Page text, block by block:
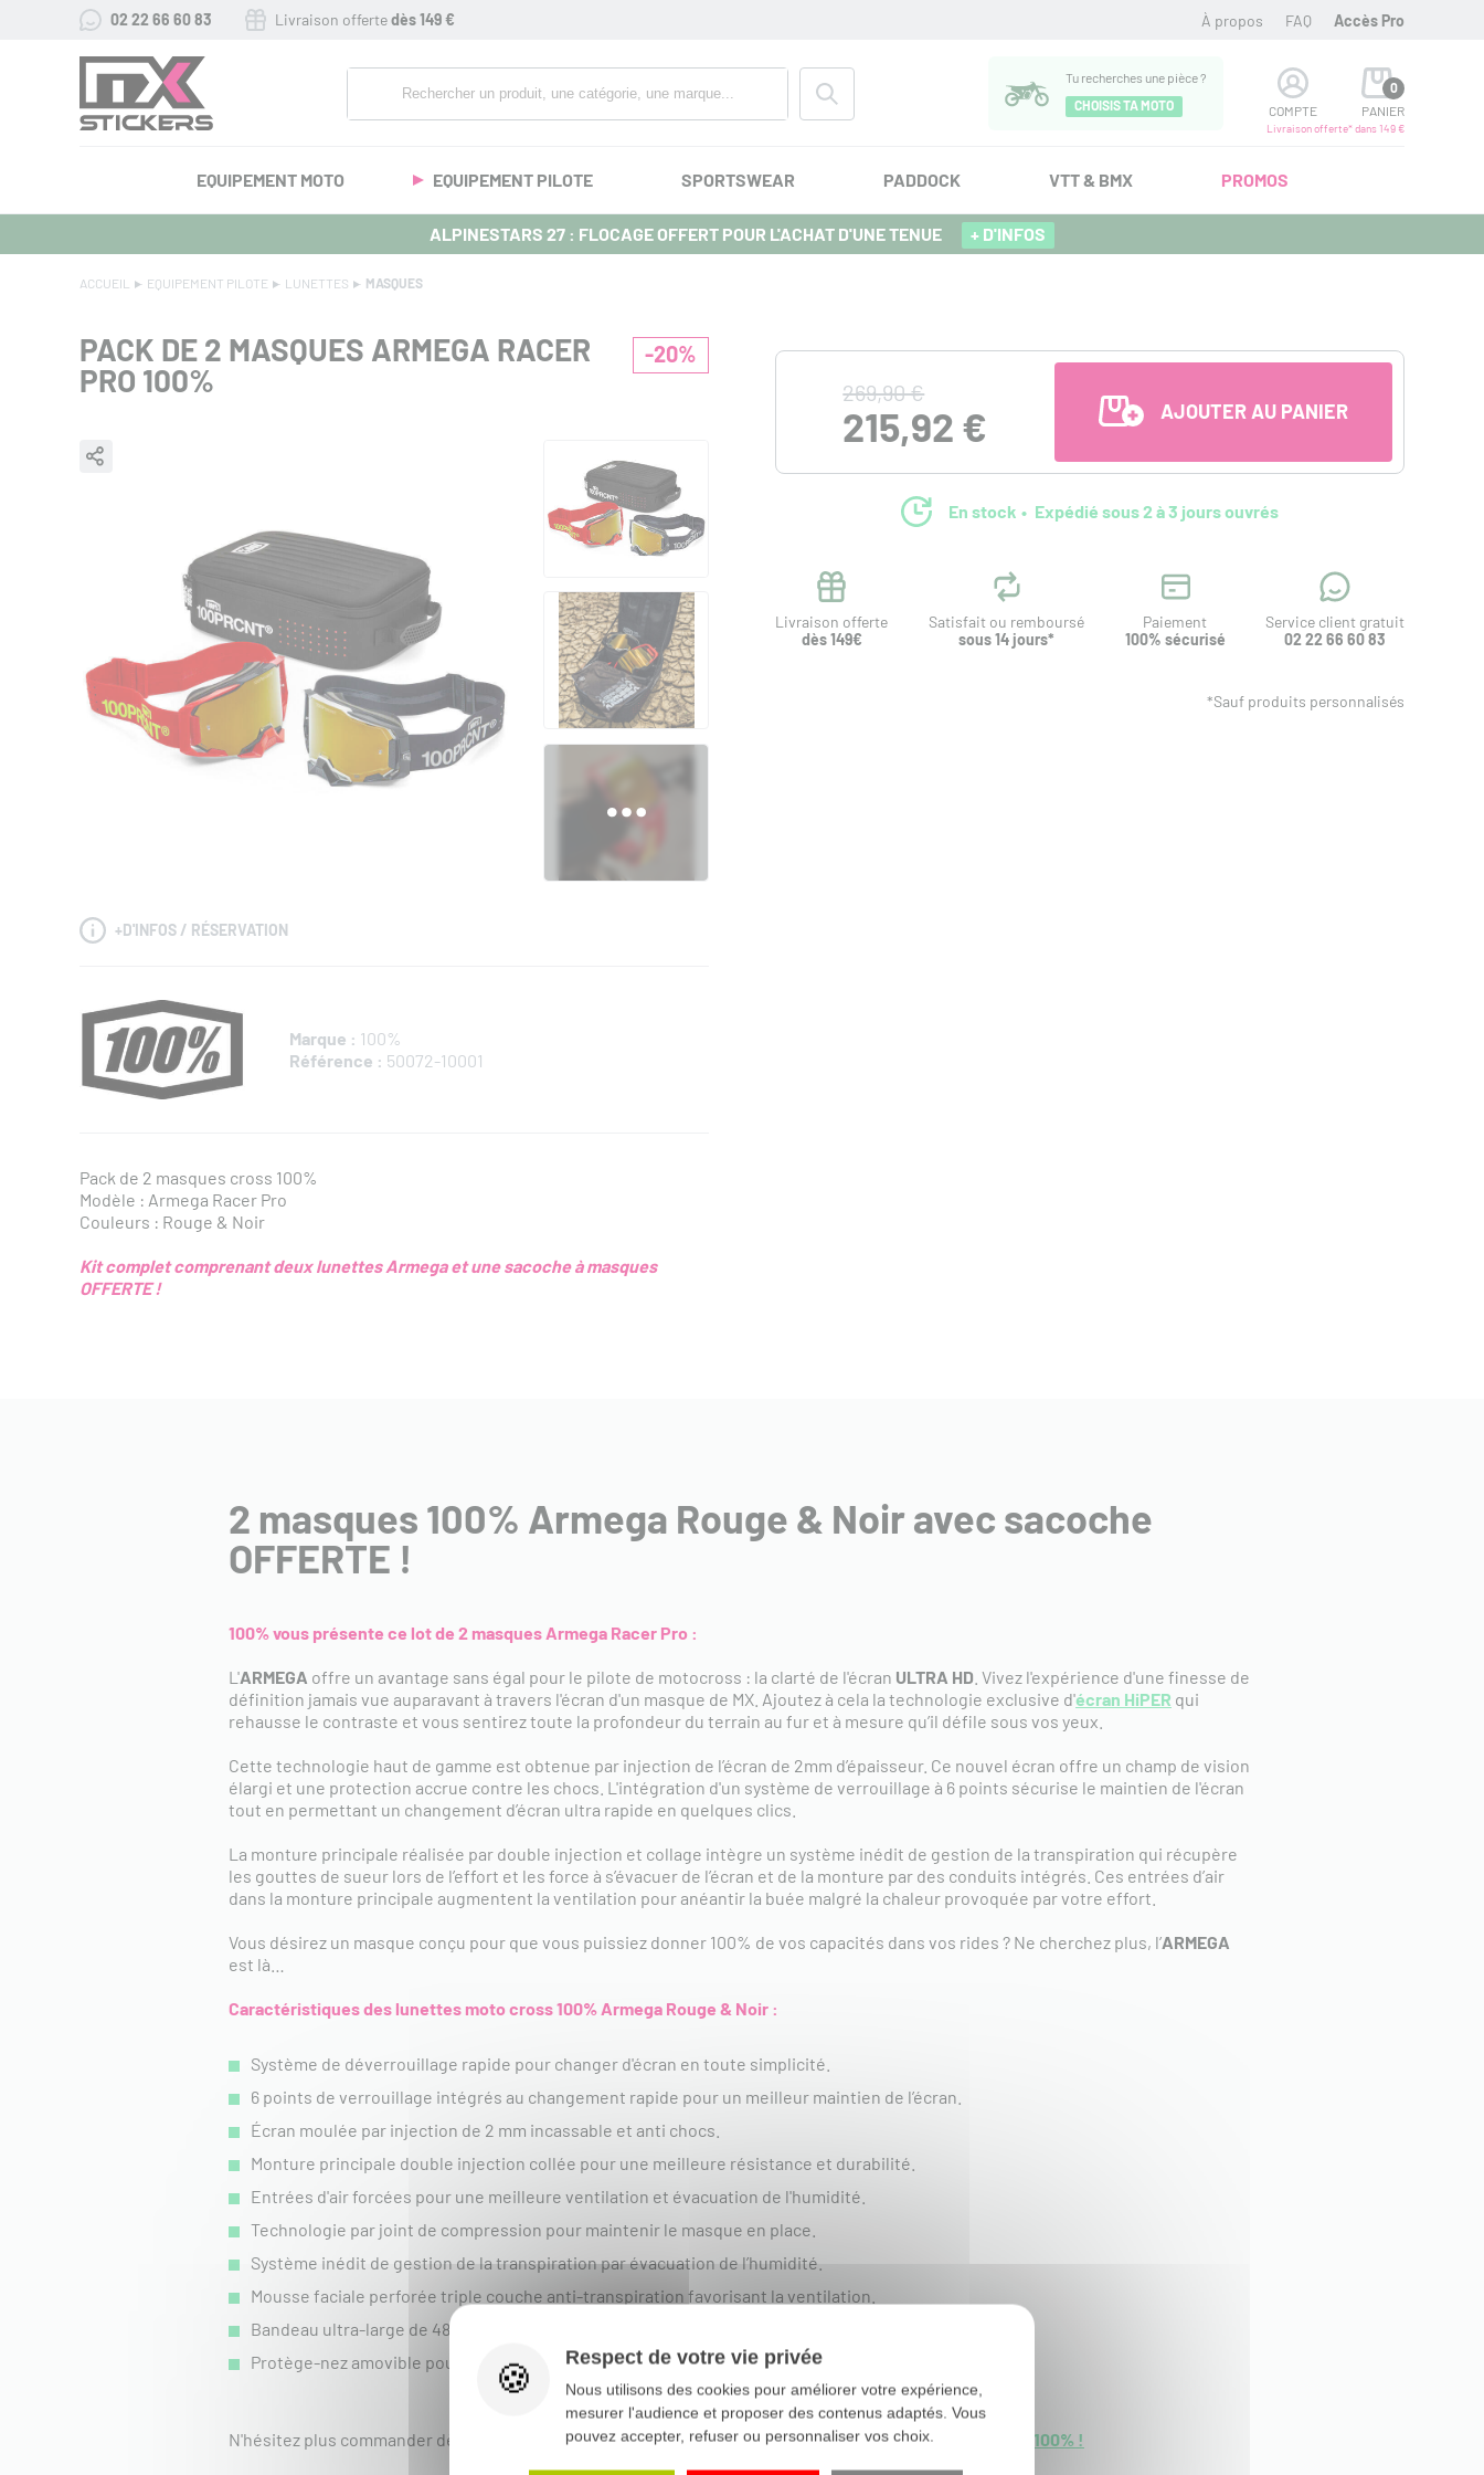
02 22 66 60 83 Livraison offertedès 149 € À propos FAQ Accès Pro
Tu recherches une pièce ?
CHOISIS TA MOTO
COMPTE
0
PANIER
Livraison offerte* dans 149 €
EQUIPEMENT MOTO EQUIPEMENT PILOTE SPORTSWEAR PADDOCK VTT & BMX PROMOS
ALPINESTARS 27 : FLOCAGE OFFERT POUR L'ACHAT D'UNE TENUE + D'INFOS
ACCUEIL EQUIPEMENT PILOTE LUNETTES MASQUES
-20%
PACK DE 2 MASQUES ARMEGA RACER
PRO 100%
+D'INFOS / RÉSERVATION
Marque : 100%
Référence : 50072-10001
Pack de 2 masques cross 100%
Modèle : Armega Racer Pro
Couleurs : Rouge & Noir
Kit complet comprenant deux lunettes Armega et une sacoche à masques
OFFERTE !
269,90 €
215,92 € AJOUTER AU PANIER
En stock Expédié sous 2 à 3 jours ouvrés
Livraison offerte
dès 149€
Satisfait ou remboursé
sous 14 jours*
Paiement
100% sécurisé
Service client gratuit
02 22 66 60 83
*Sauf produits personnalisés
2 masques 100% Armega Rouge & Noir avec sacoche
OFFERTE !
100% vous présente ce lot de 2 masques Armega Racer Pro :
L'ARMEGA offre un avantage sans égal pour le pilote de motocross : la clarté de l'écran ULTRA HD . Vivez l'expérience d'une finesse de
définition jamais vue auparavant à travers l'écran d'un masque de MX. Ajoutez à cela la technologie exclusive d'écran HiPER qui
rehausse le contraste et vous sentirez toute la profondeur du terrain au fur et à mesure qu’il défile sous vos yeux.
Cette technologie haut de gamme est obtenue par injection de l’écran de 2mm d’épaisseur. Ce nouvel écran offre un champ de vision
élargi et une protection accrue contre les chocs. L'intégration d'un système de verrouillage à 6 points sécurise le maintien de l'écran
tout en permettant un changement d’écran ultra rapide en quelques clics.
La monture principale réalisée par double injection et collage intègre un système inédit de gestion de la transpiration qui récupère
les gouttes de sueur lors de l’effort et les force à s’évacuer de l’écran et de la monture par des conduits intégrés. Ces entrées d’air
dans la monture principale augmentent la ventilation pour anéantir la buée malgré la chaleur provoquée par votre effort.
Vous désirez un masque conçu pour que vous puissiez donner 100% de vos capacités dans vos rides ? Ne cherchez plus, l’ARMEGA
est là…
Caractéristiques des lunettes moto cross 100% Armega Rouge & Noir :
Système de déverrouillage rapide pour changer d'écran en toute simplicité.
6 points de verrouillage intégrés au changement rapide pour un meilleur maintien de l’écran.
Écran moulée par injection de 2 mm incassable et anti chocs.
Monture principale double injection collée pour une meilleure résistance et durabilité.
Entrées d'air forcées pour une meilleure ventilation et évacuation de l'humidité.
Technologie par joint de compression pour maintenir le masque en place.
Système inédit de gestion de la transpiration par évacuation de l’humidité.
Mousse faciale perforée triple couche anti-transpiration favorisant la ventilation.
Bandeau ultra-large de 48 mm avec perle de silicone épaisse pour une adhérence maximale.
Protège-nez amovible pour une protection supplémentaire des projections.
N'hésitez plus commander dès à présent votre masque moto cross 100% =>Voir tous les masques cross 100% !
Respect de votre vie privée
Nous utilisons des cookies pour améliorer votre expérience,
mesurer l'audience et proposer des contenus adaptés. Vous
pouvez accepter, refuser ou personnaliser vos choix.